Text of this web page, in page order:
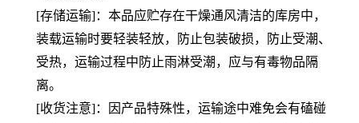
[存储运输]：本品应贮存在干燥通风清洁的库房中，
装载运输时要轻装轻放，防止包装破损，防止受潮、
受热，运输过程中防止雨淋受潮，应与有毒物品隔
离。
[收货注意]：因产品特殊性，运输途中难免会有磕碰